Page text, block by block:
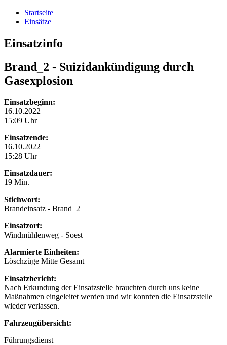
Startseite
Einsätze
Einsatzinfo
Brand_2 - Suizidankündigung durch
Gasexplosion
Einsatzbeginn:
16.10.2022
15:09 Uhr
Einsatzende:
16.10.2022
15:28 Uhr
Einsatzdauer:
19 Min.
Stichwort:
Brandeinsatz - Brand_2
Einsatzort:
Windmühlenweg - Soest
Alarmierte Einheiten:
Löschzüge Mitte Gesamt
Einsatzbericht:
Nach Erkundung der Einsatzstelle brauchten durch uns keine
Maßnahmen eingeleitet werden und wir konnten die Einsatzstelle
wieder verlassen.
Fahrzeugübersicht:
Führungsdienst